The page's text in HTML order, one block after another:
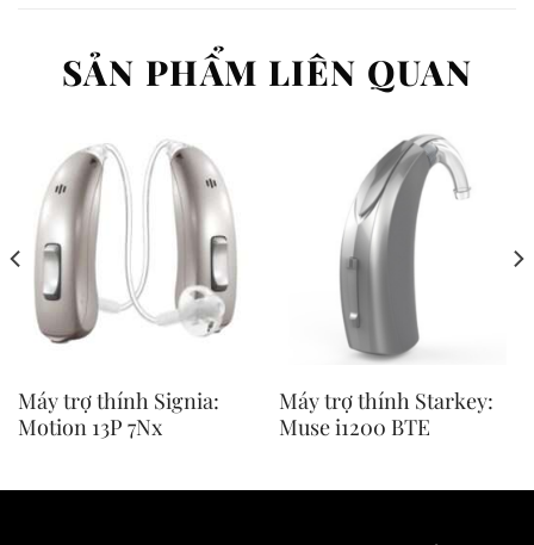
SẢN PHẨM LIÊN QUAN
Máy trợ thính Signia:
Motion 13P 7Nx
Máy trợ thính Starkey:
Muse i1200 BTE